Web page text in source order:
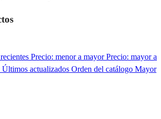
Precio: menor a mayorPrecio: mayor a
Últimos actualizados Orden del catálogo Mayor